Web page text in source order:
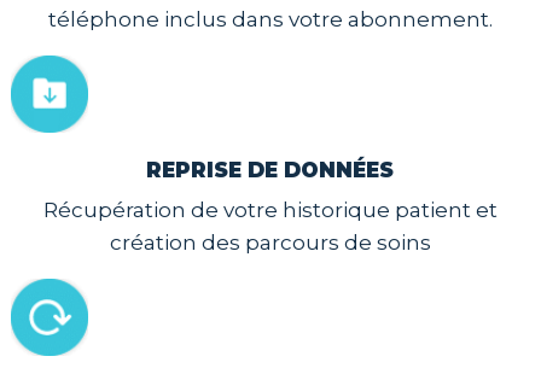
téléphone inclus dans votre abonnement.
REPRISE DE DONNÉES
Récupération de votre historique patient et
création des parcours de soins